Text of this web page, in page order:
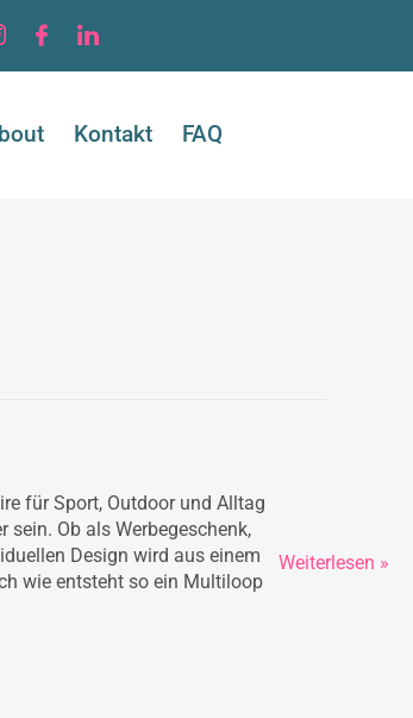
Kontakt FAQ
für Sport, Outdoor und Alltag
Ob als Werbegeschenk,
Design wird aus einem
wie entsteht so ein Multiloop
Dein
Weiterlesen »